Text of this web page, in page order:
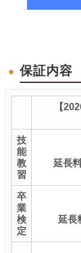
保証内容
【
技
能
教
習
延長
卒
業
検
定
延長